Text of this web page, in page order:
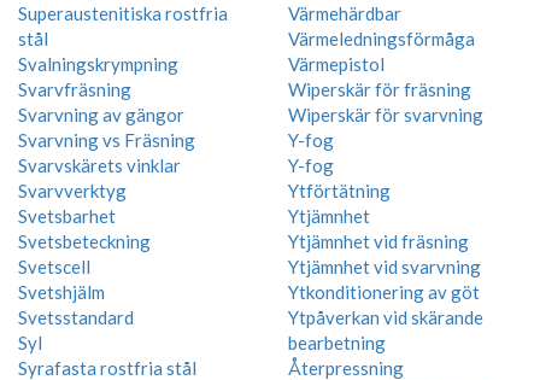
Superaustenitiska rostfria
stål
Svalningskrympning
Svarvfräsning
Svarvning av gängor
Svarvning vs Fräsning
Svarvskärets vinklar
Svarvverktyg
Svetsbarhet
Svetsbeteckning
Svetscell
Svetshjälm
Svetsstandard
Syl
Syrafasta rostfria stål
Värmehärdbar
Värmeledningsförmåga
Värmepistol
Wiperskär för fräsning
Wiperskär för svarvning
Y-fog
Y-fog
Ytförtätning
Ytjämnhet
Ytjämnhet vid fräsning
Ytjämnhet vid svarvning
Ytkonditionering av göt
Ytpåverkan vid skärande
bearbetning
Återpressning